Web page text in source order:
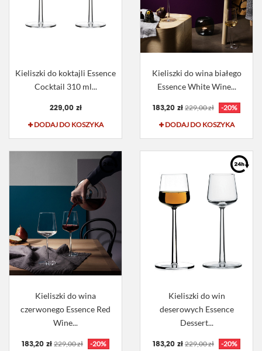
Kieliszki do koktajli Essence
Cocktail 310 ml...
229,00 zł
DODAJ DO KOSZYKA
Kieliszki do wina białego
Essence White Wine...
183,20 zł 229,00 zł
-20%
DODAJ DO KOSZYKA
Kieliszki do wina
czerwonego Essence Red
Wine...
183,20 zł 229,00 zł
-20%
Kieliszki do win
deserowych Essence
Dessert...
183,20 zł 229,00 zł
-20%